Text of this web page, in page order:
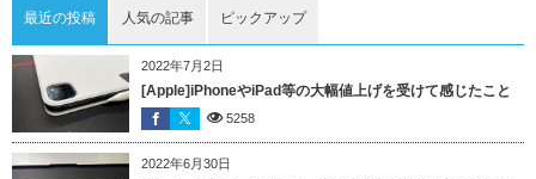
最近の投稿 人気の記事 ピックアップ
2022年7月2日
[Apple]iPhoneやiPad等の大幅値上げを受けて感じたこと
5258
2022年6月30日